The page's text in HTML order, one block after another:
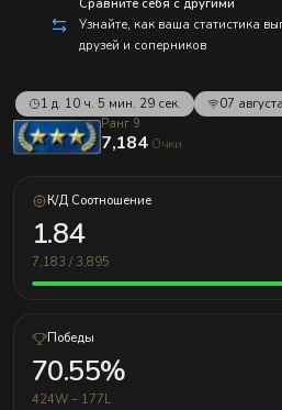
Сравните себя с другими
Узнайте, как ваша статистика
друзей и соперников
1 д. 10 ч. 5 мин. 29 сек. 07
Ранг 9
7,184 Очки
К/Д Соотношение
1.84
7,183 / 3,895
Победы
70.55%
424W – 177L
л
е
н
и
е